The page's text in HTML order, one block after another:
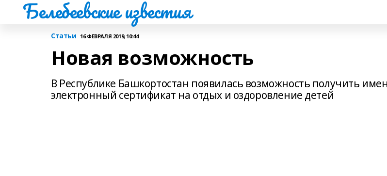
Белебеевские известия
Статьи 16 ФЕВРАЛЯ 2019, 10:44
Новая возможность
В Республике Башкортостан появилась возможность получить
электронный сертификат на отдых и оздоровление детей